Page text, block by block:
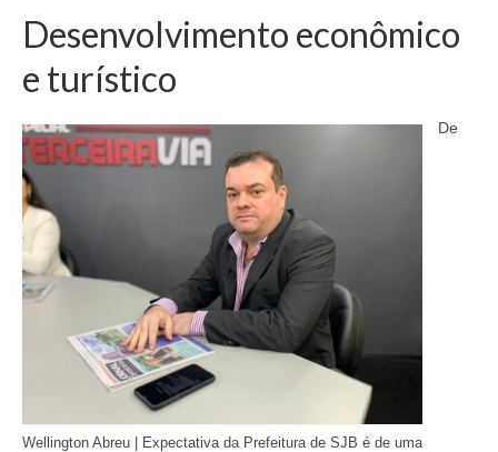
Desenvolvimento econômico
e turístico
Wellington Abreu | Expectativa da Prefeitura de SJB é de uma
De